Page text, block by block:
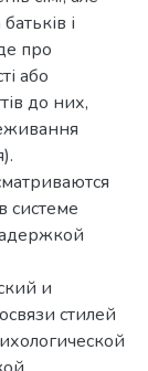
і
про
або
до них,
системе
и
стилей